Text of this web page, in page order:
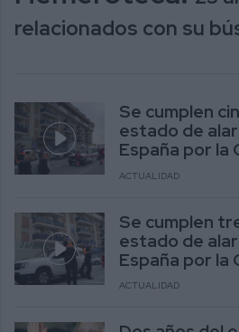
relacionados con su
Se cumplen
estado de
España por la
ACTUALIDAD
Se cumplen
estado de
España por la
ACTUALIDAD